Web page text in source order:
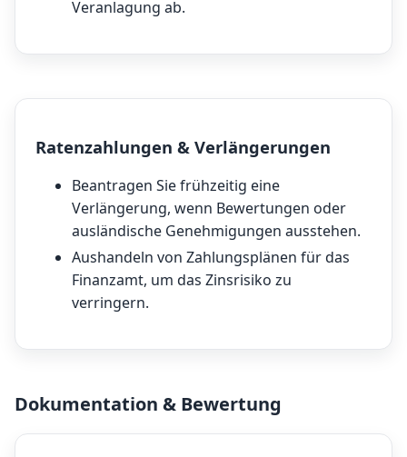
Veranlagung ab.
Ratenzahlungen & Verlängerungen
Beantragen Sie frühzeitig eine
Verlängerung, wenn Bewertungen oder
ausländische Genehmigungen ausstehen.
Aushandeln von Zahlungsplänen für das
Finanzamt, um das Zinsrisiko zu
verringern.
Dokumentation & Bewertung